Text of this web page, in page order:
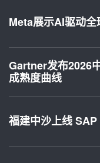
Meta展示AI驱动
Gartner发布2026
成熟度曲线
福建中沙上线